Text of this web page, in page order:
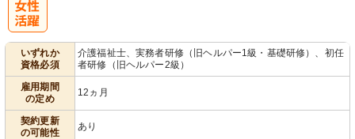
いずれか
資格必須
介護福祉士、実務者研修（旧ヘルパー1級・基礎研修）、初任
者研修（旧ヘルパー2級）
雇用期間
の定め
12ヵ月
契約更新
の可能性
あり